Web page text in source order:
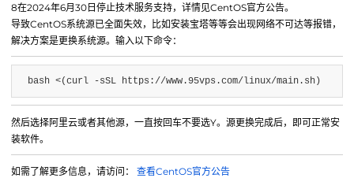
微信公众号
IDC/ISP证号 B1-20214840
8在2024年6月30日停止技术服务支持，详情见CentOS官方公告。
导致CentOS系统源已全面失效，比如安装宝塔等等会出现网络不可达等报错，
解决方案是更换系统源。输入以下命令：
bash <(curl -sSL https://www.95vps.com/linux/main.sh)
然后选择阿里云或者其他源，一直按回车不要选Y。源更换完成后，即可正常安
装软件。
如需了解更多信息，请访问： 查看CentOS官方公告